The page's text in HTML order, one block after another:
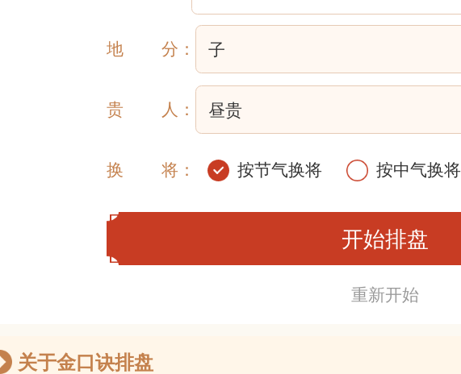
地 分：
贵 人：
换 将： 按节气换将 按中气换将
重新开始
关于金口诀排盘